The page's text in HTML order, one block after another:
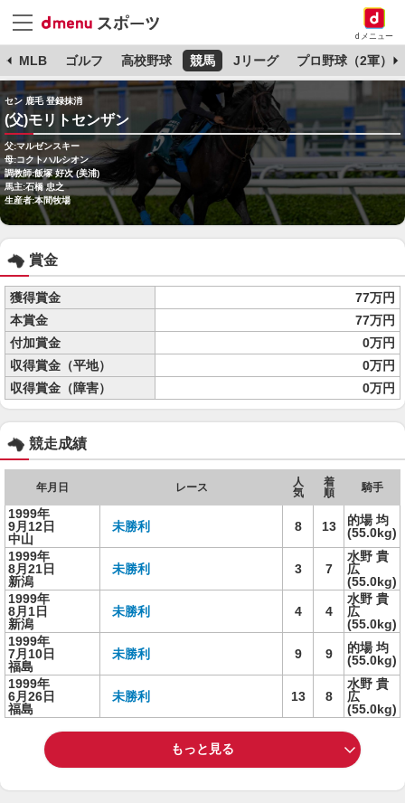
dメニュー
MLB ゴルフ 高校野球 競馬 Jリーグ プロ野球（2軍）
セン 鹿毛 登録抹消
(父)モリトセンザン
父:マルゼンスキー
母:コクトハルシオン
調教師:飯塚 好次 (美浦)
馬主:石橋 忠之
生産者:本間牧場
賞金
獲得賞金
77万円
本賞金
77万円
付加賞金
0万円
収得賞金（平地）
0万円
収得賞金（障害）
0万円
競走成績
年月日 レース
人
気
着
順
騎手
1999年
9月12日
中山
未勝利 8 13
的場 均
(55.0kg)
1999年
8月21日
新潟
未勝利 3 7
水野 貴
広
(55.0kg)
1999年
8月1日
新潟
未勝利 4 4
水野 貴
広
(55.0kg)
1999年
7月10日
福島
未勝利 9 9
的場 均
(55.0kg)
1999年
6月26日
福島
未勝利 13 8
水野 貴
広
(55.0kg)
もっと見る